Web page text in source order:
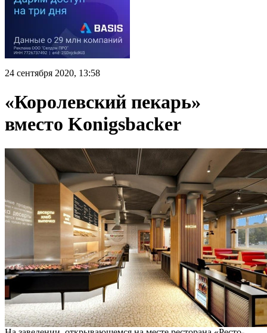
24 сентября 2020, 13:58
«Королевский пекарь»
вместо Konigsbacker